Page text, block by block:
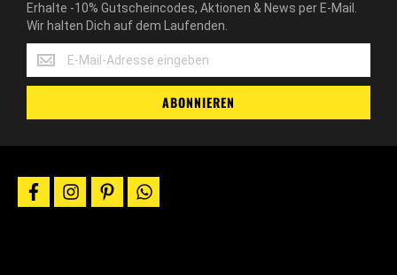
Erhalte -10% Gutscheincodes, Aktionen & News per E-Mail.
Wir halten Dich auf dem Laufenden.
Erhalte
-10%
Gutscheincodes,
&
E-
Mail.
Wir
ABONNIEREN
facebookinstagrampinterestwhatsapp